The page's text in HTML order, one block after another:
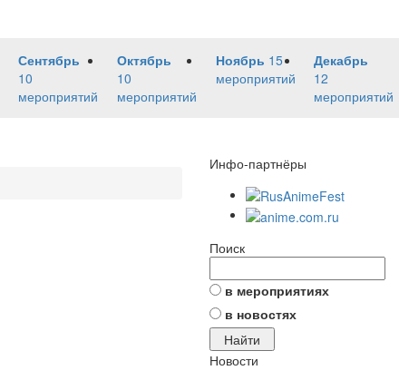
Сентябрь
10
мероприятий
Октябрь
10
мероприятий
Ноябрь 15
мероприятий
Декабрь
12
мероприятий
Инфо-партнёры
Поиск
в мероприятиях
в новостях
Новости